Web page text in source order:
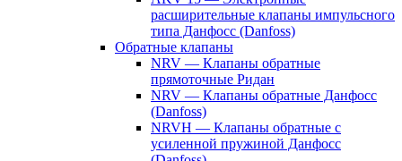
расширительные клапаны импульсного
типа Данфосс (Danfoss)
Обратные клапаны
NRV — Клапаны обратные
прямоточные Ридан
NRV — Клапаны обратные Данфосс
(Danfoss)
NRVH — Клапаны обратные с
усиленной пружиной Данфосс